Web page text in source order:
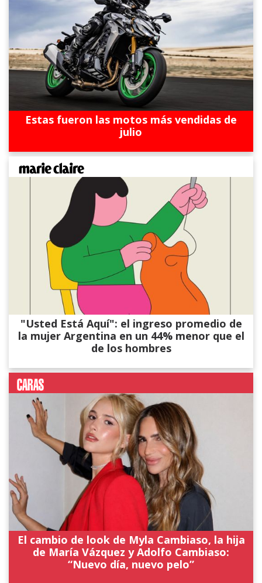
Estas fueron las motos más vendidas de
julio
"Usted Está Aquí": el ingreso promedio de
la mujer Argentina en un 44% menor que el
de los hombres
El cambio de look de Myla Cambiaso, la hija
de María Vázquez y Adolfo Cambiaso:
“Nuevo día, nuevo pelo”